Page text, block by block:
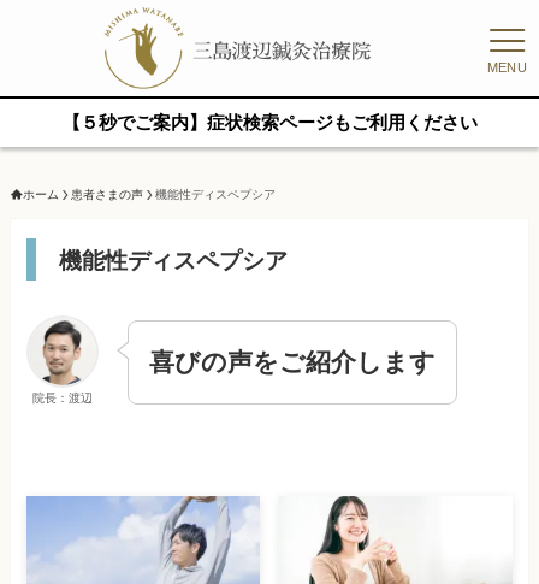
MENU
【５秒でご案内】症状検索ページもご利用ください
ホーム 患者さまの声 機能性ディスペプシア
機能性ディスペプシア
院長：渡辺
喜びの声をご紹介します